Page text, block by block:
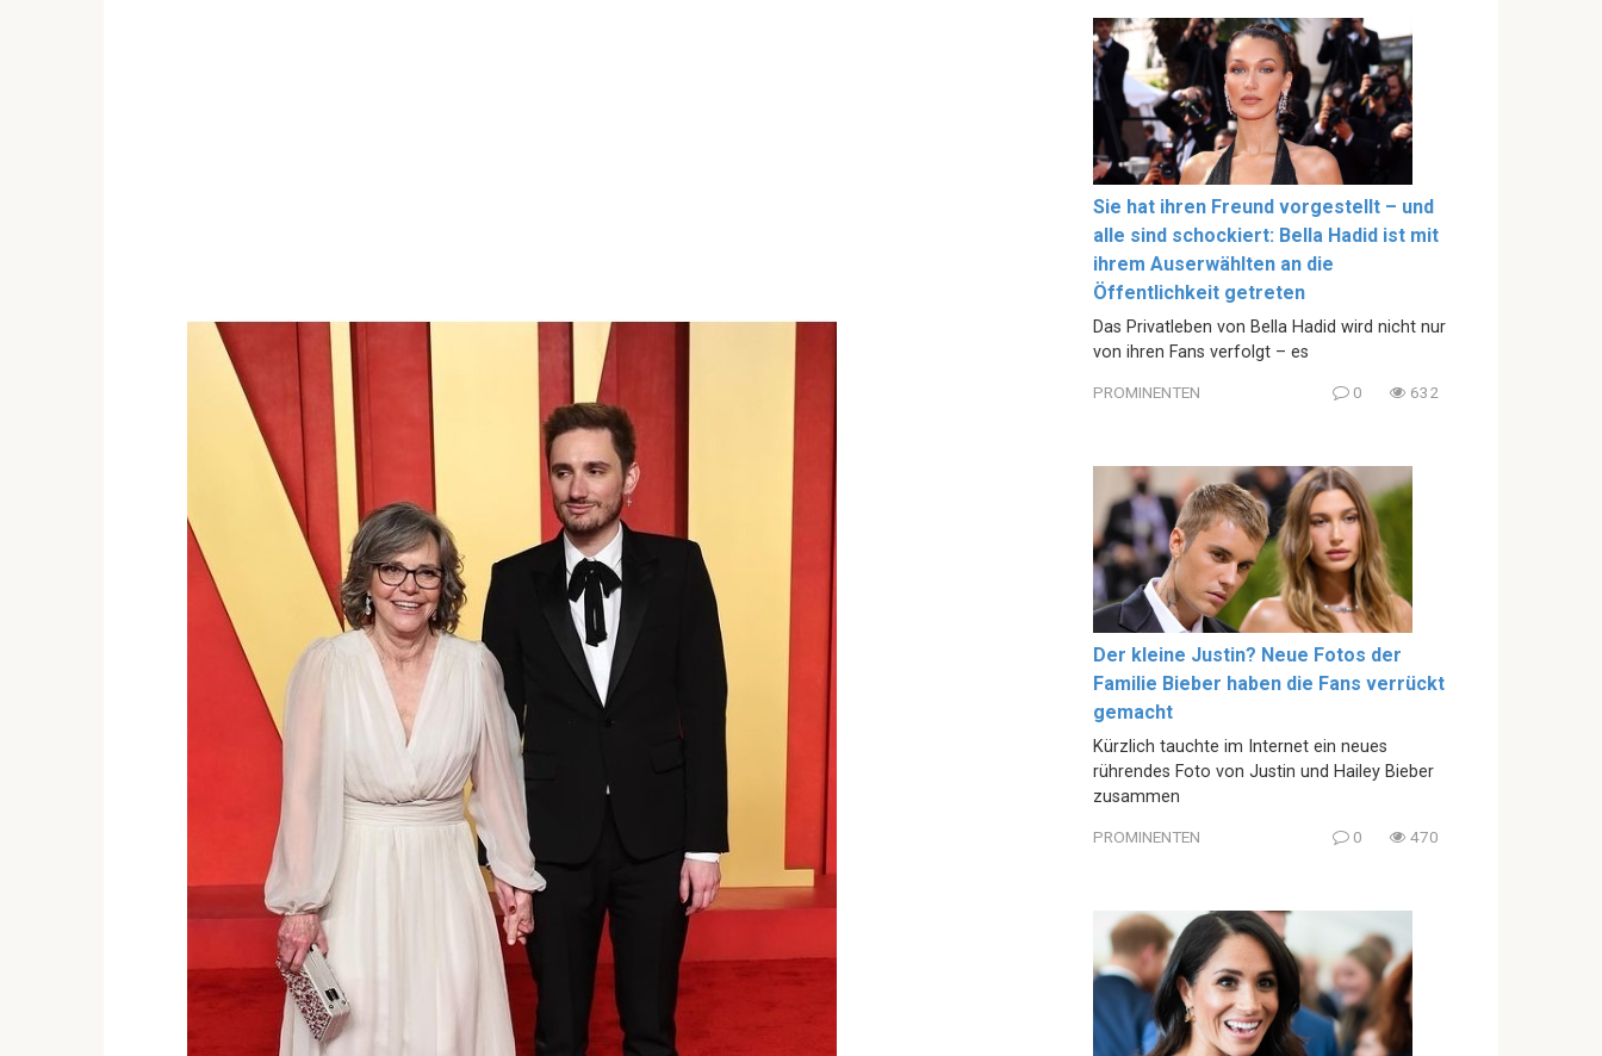
Sie hat ihren Freund vorgestellt – und
alle sind schockiert: Bella Hadid ist mit
ihrem Auserwählten an die
Öffentlichkeit getreten
Das Privatleben von Bella Hadid wird nicht nur
von ihren Fans verfolgt – es
PROMINENTEN 0 632
Der kleine Justin? Neue Fotos der
Familie Bieber haben die Fans verrückt
gemacht
Kürzlich tauchte im Internet ein neues
rührendes Foto von Justin und Hailey Bieber
zusammen
PROMINENTEN 0 470